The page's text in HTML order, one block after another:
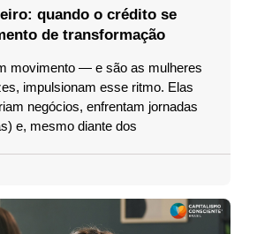
quando o crédito se
de transformação
movimento — e são as mulheres
impulsionam esse ritmo. Elas
negócios, enfrentam jornadas
e, mesmo diante dos